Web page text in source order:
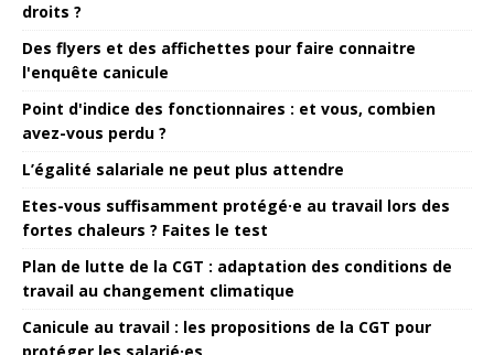
droits ?
Des flyers et des affichettes pour faire connaitre
l'enquête canicule
Point d'indice des fonctionnaires : et vous, combien
avez-vous perdu ?
L’égalité salariale ne peut plus attendre
Etes-vous suffisamment protégé·e au travail lors des
fortes chaleurs ? Faites le test
Plan de lutte de la CGT : adaptation des conditions de
travail au changement climatique
Canicule au travail : les propositions de la CGT pour